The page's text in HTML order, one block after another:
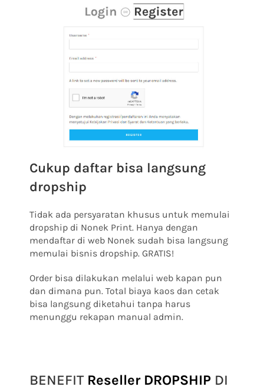
Cukup daftar bisa langsung
dropship
Tidak ada persyaratan khusus untuk memulai
dropship di Nonek Print. Hanya dengan
mendaftar di web Nonek sudah bisa langsung
memulai bisnis dropship. GRATIS!
Order bisa dilakukan melalui web kapan pun
dan dimana pun. Total biaya kaos dan cetak
bisa langsung diketahui tanpa harus
menunggu rekapan manual admin.
BENEFIT Reseller DROPSHIP DI